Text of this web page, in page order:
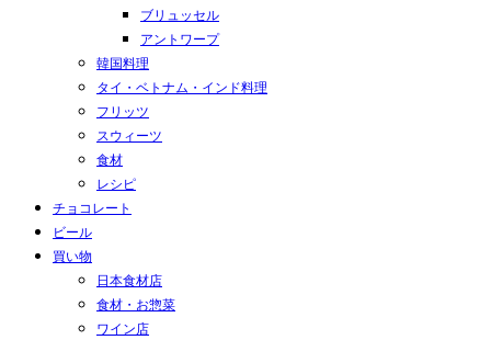
ブリュッセル
アントワープ
韓国料理
タイ・ベトナム・インド料理
フリッツ
スウィーツ
食材
レシピ
チョコレート
ビール
買い物
日本食材店
食材・お惣菜
ワイン店